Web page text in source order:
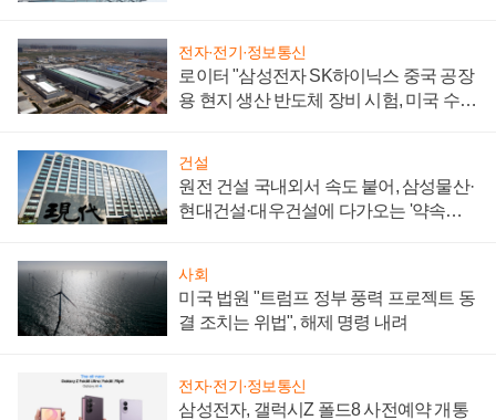
전자·전기·정보통신
로이터 "삼성전자 SK하이닉스 중국 공장
용 현지 생산 반도체 장비 시험, 미국 수출
건설
원전 건설 국내외서 속도 붙어, 삼성물산·
현대건설·대우건설에 다가오는 '약속의
사회
미국 법원 "트럼프 정부 풍력 프로젝트 동
결 조치는 위법", 해제 명령 내려
전자·전기·정보통신
삼성전자, 갤럭시Z 폴드8 사전예약 개통